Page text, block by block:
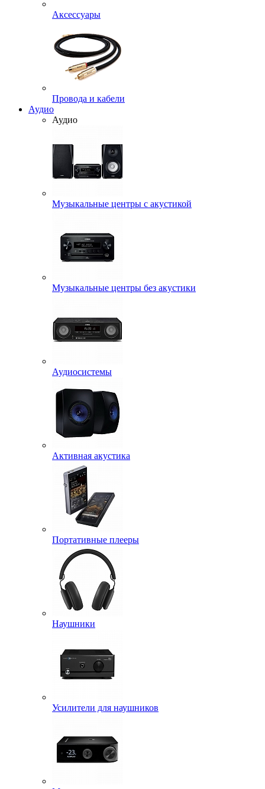
Аксессуары
Провода и кабели
Аудио
Аудио
Музыкальные центры с акустикой
Музыкальные центры без акустики
Аудиосистемы
Активная акустика
Портативные плееры
Наушники
Усилители для наушников